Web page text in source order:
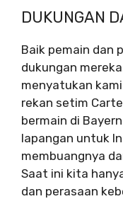
DUKUNGAN
Baik pemain dan
dukungan
menyatukan
rekan setim
bermain di
lapangan untuk
membuangnya
Saat ini kita
dan perasaan